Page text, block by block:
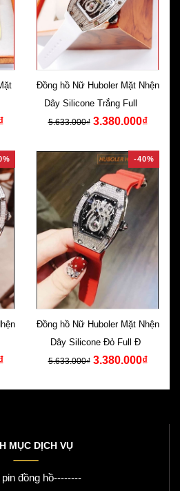
Đồng hồ Nữ Huboler Mặt Nhện
Dây Silicone Trắng Full Đá
Swarovski
5.633.000₫ 3.380.000₫
-40%
Đồng hồ Nữ Huboler Mặt Nhện
Dây Silicone Đỏ Full Đá
Swarovski
5.633.000₫ 3.380.000₫
MỤC DỊCH VỤ
đồng hồ--------